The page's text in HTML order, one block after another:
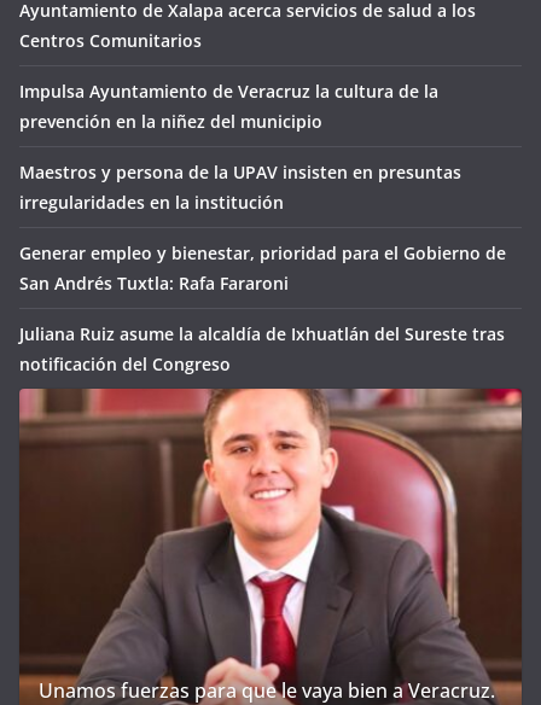
Ayuntamiento de Xalapa acerca servicios de salud a los
Centros Comunitarios
Impulsa Ayuntamiento de Veracruz la cultura de la
prevención en la niñez del municipio
Maestros y persona de la UPAV insisten en presuntas
irregularidades en la institución
Generar empleo y bienestar, prioridad para el Gobierno de
San Andrés Tuxtla: Rafa Fararoni
Juliana Ruiz asume la alcaldía de Ixhuatlán del Sureste tras
notificación del Congreso
Unamos fuerzas para que le vaya bien a Veracruz.